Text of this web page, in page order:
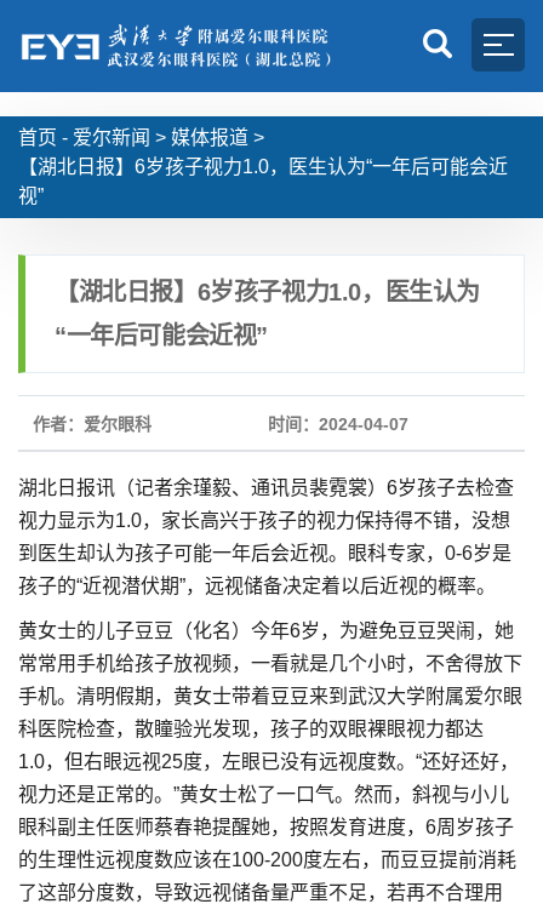
首页 - 爱尔新闻 > 媒体报道 >
【湖北日报】6岁孩子视力1.0，医生认为“一年后可能会近
视”
【湖北日报】6岁孩子视力1.0，医生认为
“一年后可能会近视”
作者：爱尔眼科 时间：2024-04-07
湖北日报讯（记者余瑾毅、通讯员裴霓裳）6岁孩子去检查
视力显示为1.0，家长高兴于孩子的视力保持得不错，没想
到医生却认为孩子可能一年后会近视。眼科专家，0-6岁是
孩子的“近视潜伏期”，远视储备决定着以后近视的概率。
黄女士的儿子豆豆（化名）今年6岁，为避免豆豆哭闹，她
常常用手机给孩子放视频，一看就是几个小时，不舍得放下
手机。清明假期，黄女士带着豆豆来到武汉大学附属爱尔眼
科医院检查，散瞳验光发现，孩子的双眼裸眼视力都达
1.0，但右眼远视25度，左眼已没有远视度数。“还好还好，
视力还是正常的。”黄女士松了一口气。然而，斜视与小儿
眼科副主任医师蔡春艳提醒她，按照发育进度，6周岁孩子
的生理性远视度数应该在100-200度左右，而豆豆提前消耗
了这部分度数，导致远视储备量严重不足，若再不合理用